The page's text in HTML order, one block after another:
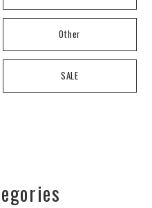
Other
SALE